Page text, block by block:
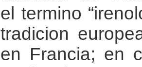
el termino
tradicion
en Francia; en